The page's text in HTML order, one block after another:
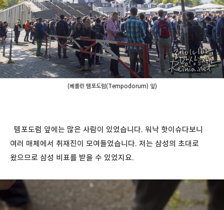
(베를린 템포도럼(Tempodorum) 앞)
템포도럼 앞에는 많은 사람이 있었습니다. 워낙 핫이슈다보니
여러 매체에서 취재진이 모여들었습니다. 저는 삼성의 초대로
왔으므로 삼성 비표를 받을 수 있었지요.